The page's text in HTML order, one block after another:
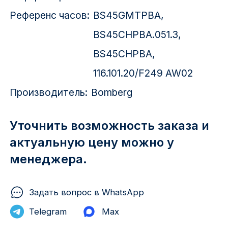
3-й Участок
52127 городок
Референс часов: BS45GMTPBA,
BS45CHPBA.051.3,
BS45CHPBA,
116.101.20/F249 AW02
Производитель: Bomberg
Уточнить возможность заказа и
актуальную цену можно у
менеджера.
Задать вопрос в WhatsApp
Telegram
Max